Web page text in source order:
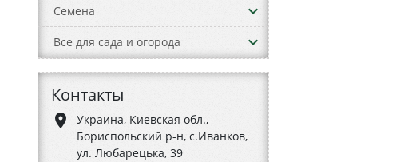
Семена keyboard_arrow_down
Все для сада и огорода keyboard_arrow_down
Контакты
place
Украина, Киевская обл.,
Бориспольский р-н, с.Иванков,
ул. Любарецька, 39